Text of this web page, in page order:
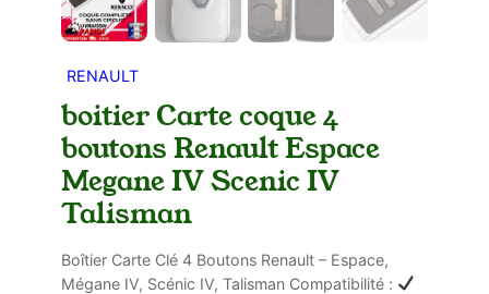
RENAULT
boitier Carte coque 4
boutons Renault Espace
Megane IV Scenic IV
Talisman
Boîtier Carte Clé 4 Boutons Renault – Espace,
Mégane IV, Scénic IV, Talisman Compatibilité :